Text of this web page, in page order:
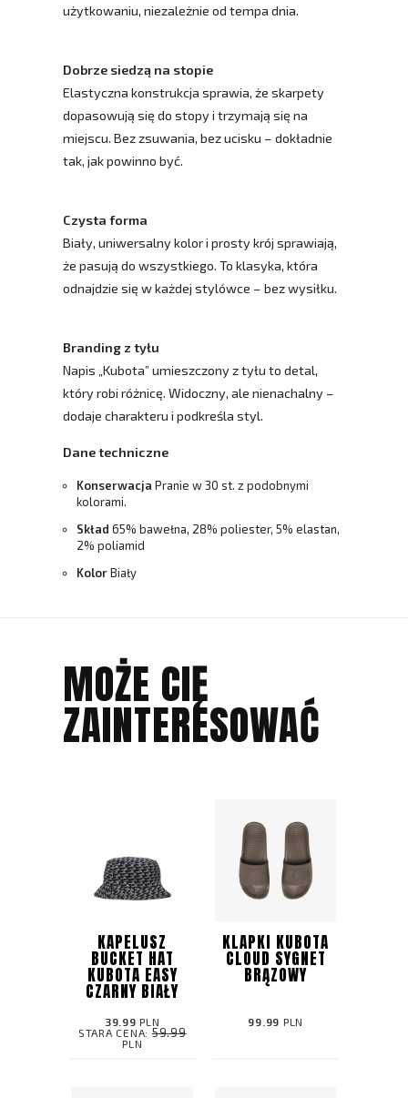
użytkowaniu, niezależnie od tempa dnia.
Dobrze siedzą na stopie
Elastyczna konstrukcja sprawia, że skarpety
dopasowują się do stopy i trzymają się na
miejscu. Bez zsuwania, bez ucisku – dokładnie
tak, jak powinno być.
Czysta forma
Biały, uniwersalny kolor i prosty krój sprawiają,
że pasują do wszystkiego. To klasyka, która
odnajdzie się w każdej stylówce – bez wysiłku.
Branding z tyłu
Napis „Kubota” umieszczony z tyłu to detal,
który robi różnicę. Widoczny, ale nienachalny –
dodaje charakteru i podkreśla styl.
Dane techniczne
Konserwacja Pranie w 30 st. z podobnymi
kolorami.
Skład 65% bawełna, 28% poliester, 5% elastan,
2% poliamid
KolorBiały
MOŻE CIĘ
ZAINTERESOWAĆ
KAPELUSZ
BUCKET HAT
KUBOTA EASY
CZARNY BIAŁY
39.99 PLN
STARA CENA:59.99
PLN
KLAPKI KUBOTA
CLOUD SYGNET
BRĄZOWY
99.99 PLN